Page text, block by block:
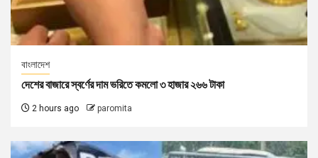
বাংলাদেশ
দেশের বাজারে স্বর্ণের দাম ভরিতে কমলো ৩ হাজার ২৬৬ টাকা
2 hours ago paromita